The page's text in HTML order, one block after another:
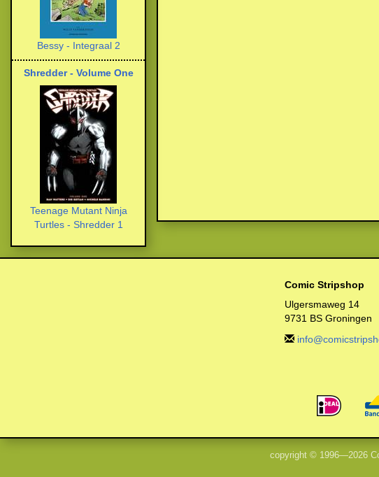
Bessy - Integraal 2
Shredder - Volume One
Teenage Mutant Ninja
Turtles - Shredder 1
Comic Stripshop
Ulgersmaweg 14
9731 BS Groningen
copyright © 1996—2026